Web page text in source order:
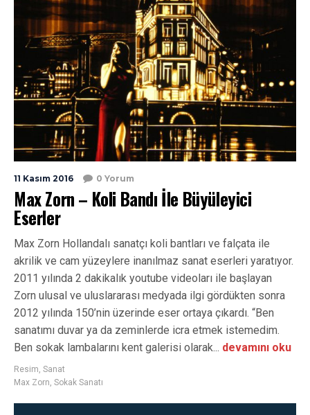
11 Kasım 2016 0 Yorum
Max Zorn – Koli Bandı İle Büyüleyici
Eserler
Max Zorn Hollandalı sanatçı koli bantları ve falçata ile
akrilik ve cam yüzeylere inanılmaz sanat eserleri yaratıyor.
2011 yılında 2 dakikalık youtube videoları ile başlayan
Zorn ulusal ve uluslararası medyada ilgi gördükten sonra
2012 yılında 150’nin üzerinde eser ortaya çıkardı. “Ben
sanatımı duvar ya da zeminlerde icra etmek istemedim.
Ben sokak lambalarını kent galerisi olarak... devamını oku
Resim, Sanat
Max Zorn, Sokak Sanatı